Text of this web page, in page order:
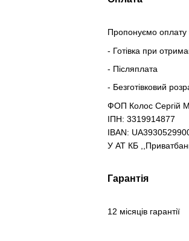
Пропонуємо
- Готівка при
- Післяплата
- Безготівковий
ФОП Колос Сергій
ІПН: 3319914877
IBAN:
У АТ КБ
Гарантія
12 місяців гарантії